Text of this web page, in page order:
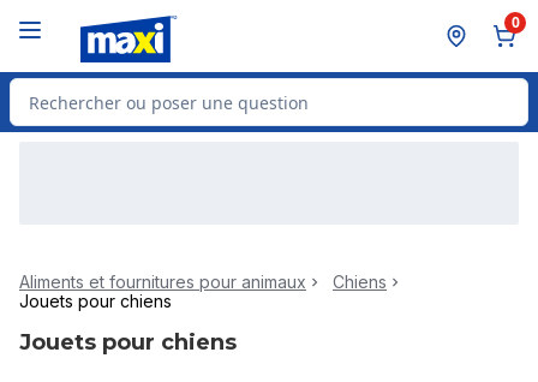
0
Rechercher des produits
Aliments et fournitures pour animaux
Chiens
Jouets pour chiens
Jouets pour chiens